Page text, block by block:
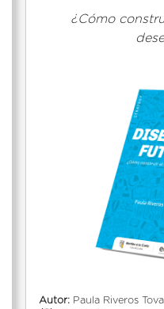
¿Cómo
Autor: Paula Riveros